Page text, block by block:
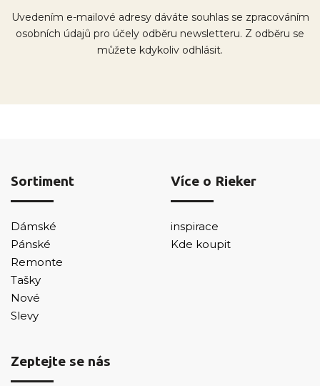
Uvedením e-mailové adresy dáváte souhlas se zpracováním
osobních údajů pro účely odběru newsletteru. Z odběru se
můžete kdykoliv odhlásit.
Sortiment
Dámské
Pánské
Remonte
Tašky
Nové
Slevy
Více o Rieker
inspirace
Kde koupit
Zeptejte se nás